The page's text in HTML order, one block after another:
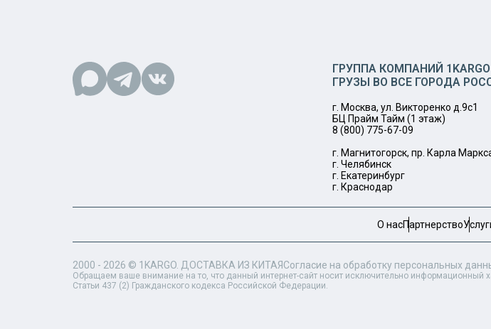
ГРУППА КОМПАНИЙ
ГРУЗЫ ВО ВСЕ ГОРОДА
г. Москва, ул. Викторенко д.9с1
БЦ Прайм Тайм (1 этаж)
8 (800) 775-67-09
г. Магнитогорск, пр. Карла
г. Челябинск
г. Екатеринбург
г. Краснодар
О насПартнерство
2000 - 2026 © 1KARGO . ДОСТАВКА ИЗ КИТАЯСогласие на обработку персональных
Обращаем ваше внимание на то, что данный интернет-сайт носит исключительно информационный
Статьи 437 (2) Гражданского кодекса Российской Федерации.